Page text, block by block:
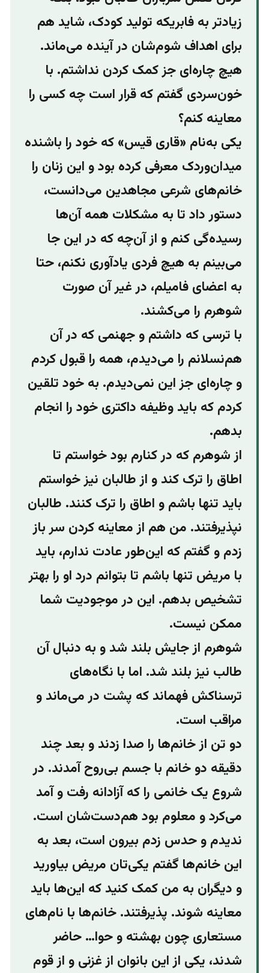
زیادتر به فابریکه تولید کودک، شاید هم
برای اهداف شوم‌شان در آینده می‌ماند.
هیچ چاره‌ای جز کمک کردن نداشتم. با
خون‌سردی گفتم که قرار است چه کسی را
معاینه کنم؟
یکی به‌نام «قاری قیس» که خود را باشنده
میدان‌وردک معرفی کرده بود و این زنان را
خانم‌های شرعی مجاهدین می‌دانست،
دستور داد تا به مشکلات همه‌ آن‌ها
رسیده‌گی کنم و از آن‌چه که در این‌ جا
می‌بینم به هیچ فردی یادآوری نکنم، حتا
به اعضای فامیلم، در غیر آن صورت
شوهرم را می‌کشند.
با ترسی که داشتم و جهنمی که در آن
هم‌نسلانم را می‌دیدم، همه را قبول کردم
و چاره‌ای جز این نمی‌دیدم. به خود تلقین
کردم که باید وظیفه داکتری خود را انجام
بدهم.
از شوهرم که در کنارم بود خواستم تا
اطاق را ترک کند و از طالبان نیز خواستم
باید تنها باشم و اطاق را ترک کنند. طالبان
نپذیرفتند. من هم از معاینه کردن سر باز
زدم و گفتم که این‌طور عادت ندارم، باید
با مریض تنها باشم تا بتوانم درد او را بهتر
تشخیص بدهم. این در موجودیت شما
ممکن نیست.
شوهرم از جایش بلند شد و به دنبال آن
طالب نیز بلند شد. اما با نگاه‌های
ترسناکش فهماند که پشت در می‌ماند و
مراقب است.
دو تن از خانم‌ها را صدا زدند و بعد چند
دقیقه دو خانم با جسم بی‌روح آمدند. در
شروع یک خانمی را که آزادانه رفت و آمد
می‌کرد و معلوم بود هم‌دست‌شان است.
ندیدم و حدس زدم بیرون است، بعد به
این خانم‌ها گفتم یکی‌تان مریض بیاورید
و دیگران به من کمک کنید که این‌ها باید
معاینه شوند. پذیرفتند. خانم‌ها با نام‌های
مستعاری چون بهشته و حوا… حاضر
شدند، یکی از این بانوان از غزنی و از قوم